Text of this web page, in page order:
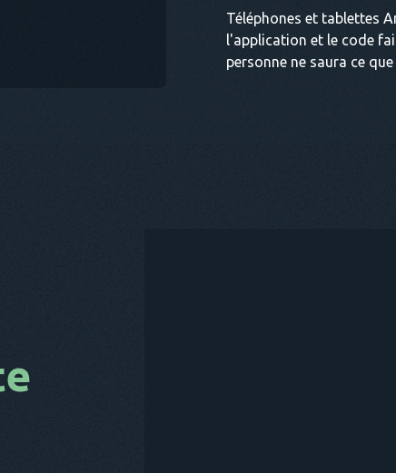
Téléphones et tablettes
l'application et le code
personne ne saura ce